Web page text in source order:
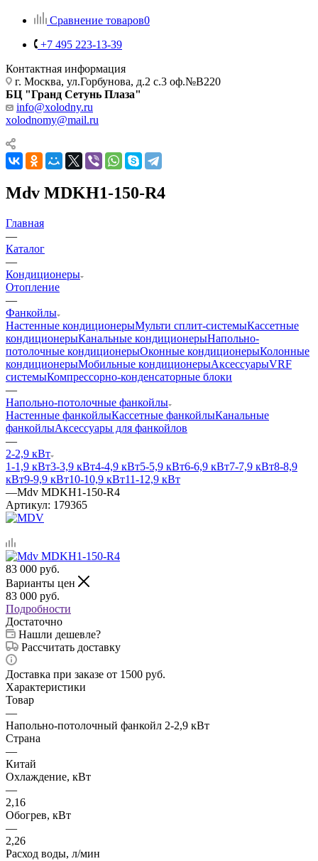
Сравнение товаров0
+7 495 223-13-39
Контактная информация
г. Москва, ул.Горбунова, д.2 с.3 оф.№В220
БЦ "Гранд Сетунь Плаза"
info@xolodny.ru
xolodnomy@mail.ru
Mdv MDKH1-150-R4
Главная
—
Каталог
—
Кондиционеры
Отопление
—
Фанкойлы
Настенные кондиционерыМульти сплит-системыКассетные
кондиционерыКанальные кондиционерыНапольно-
потолочные кондиционерыОконные кондиционерыКолонные
кондиционерыМобильные кондиционерыАксессуарыVRF
системыКомпрессорно-конденсаторные блоки
—
Напольно-потолочные фанкойлы
Настенные фанкойлыКассетные фанкойлыКанальные
фанкойлыАксессуары для фанкойлов
—
2-2,9 кВт
1-1,9 кВт3-3,9 кВт4-4,9 кВт5-5,9 кВт6-6,9 кВт7-7,9 кВт8-8,9
кВт9-9,9 кВт10-10,9 кВт11-12,9 кВт
—Mdv MDKH1-150-R4
Артикул: 179365
83 000 руб.
Варианты цен
83 000 руб.
Подробности
Достаточно
Нашли дешевле?
Рассчитать доставку
Доставка при заказе от 1500 руб.
Характеристики
Товар
—
Напольно-потолочный фанкойл 2-2,9 кВт
Страна
—
Китай
Охлаждение, кВт
—
2,16
Обогрев, кВт
—
2,26
Расход воды, л/мин